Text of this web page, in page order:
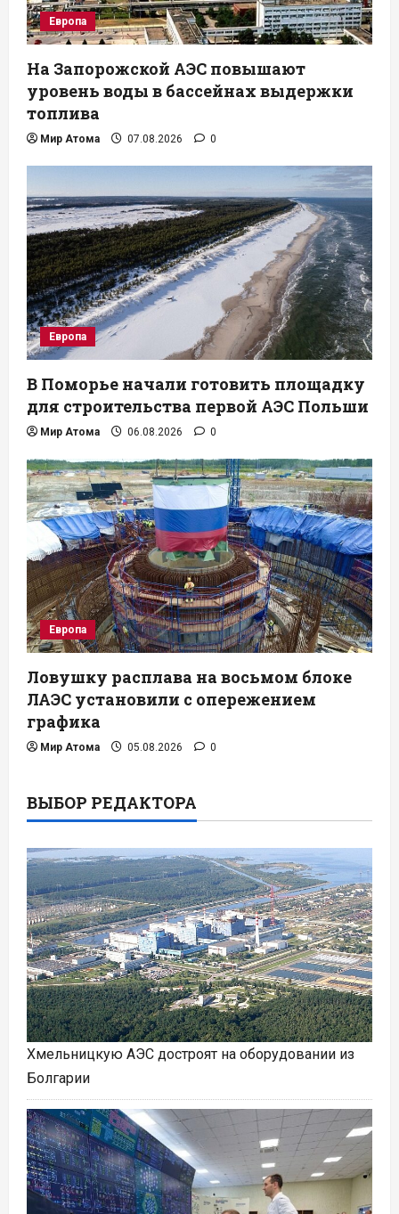
Европа
На Запорожской АЭС повышают
уровень воды в бассейнах выдержки
топлива
Мир Атома 07.08.2026 0
Европа
В Поморье начали готовить площадку
для строительства первой АЭС Польши
Мир Атома 06.08.2026 0
Европа
Ловушку расплава на восьмом блоке
ЛАЭС установили с опережением
графика
Мир Атома 05.08.2026 0
ВЫБОР РЕДАКТОРА
Хмельницкую АЭС достроят на оборудовании из
Болгарии